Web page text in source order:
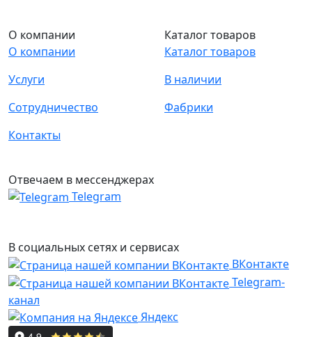
О компании
О компании
Услуги
Сотрудничество
Контакты
Каталог товаров
Каталог товаров
В наличии
Фабрики
Отвечаем в мессенджерах
Telegram
В социальных сетях и сервисах
ВКонтакте
Telegram-
канал
Яндекс